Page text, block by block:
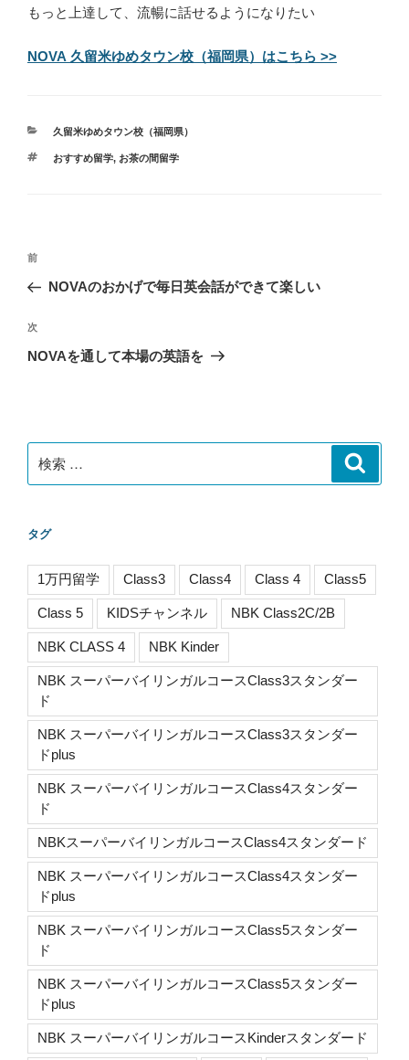
もっと上達して、流暢に話せるようになりたい
NOVA 久留米ゆめタウン校（福岡県）はこちら >>
カ
ゴ
久留米ゆめタウン校（福岡県）
タ
おすすめ留学, お茶の間留学
投
ナ
ビ
ゲ
ン
過
去
投
前
NOVAのおかげで毎日英会話ができて楽しい
次
の
次
NOVAを通して本場の英語を
索:
タグ
1万円留学 Class3 Class4 Class 4 Class5
Class 5 KIDSチャンネル NBK Class2C/2B
NBK CLASS 4 NBK Kinder
NBK スーパーバイリンガルコースClass3スタンダー
ド
NBK スーパーバイリンガルコースClass3スタンダー
ドplus
NBK スーパーバイリンガルコースClass4スタンダー
ド
NBKスーパーバイリンガルコースClass4スタンダード
NBK スーパーバイリンガルコースClass4スタンダー
ドplus
NBK スーパーバイリンガルコースClass5スタンダー
ド
NBK スーパーバイリンガルコースClass5スタンダー
ドplus
NBK スーパーバイリンガルコースKinderスタンダード